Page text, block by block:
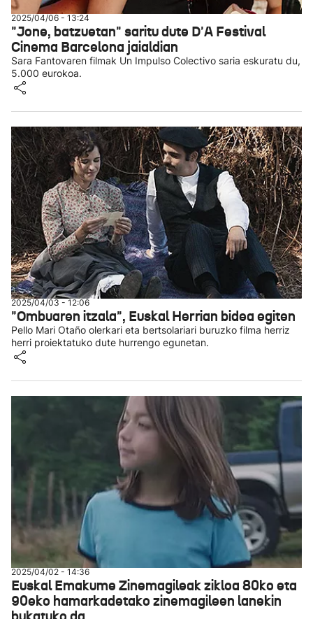
2025/04/06 - 13:24
"Jone, batzuetan" saritu dute D'A Festival
Cinema Barcelona jaialdian
Sara Fantovaren filmak Un Impulso Colectivo saria eskuratu du,
5.000 eurokoa.
2025/04/03 - 12:06
"Ombuaren itzala", Euskal Herrian bidea egiten
Pello Mari Otaño olerkari eta bertsolariari buruzko filma herriz
herri proiektatuko dute hurrengo egunetan.
2025/04/02 - 14:36
Euskal Emakume Zinemagileak zikloa 80ko eta
90eko hamarkadetako zinemagileen lanekin